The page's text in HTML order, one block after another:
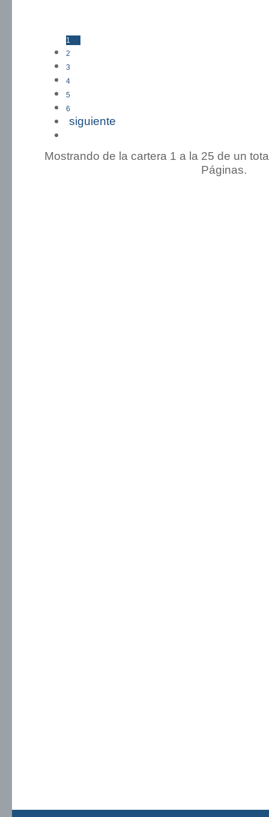
1
2
3
4
5
6
siguiente
Mostrando de la cartera 1 a la 25 de un
Páginas.